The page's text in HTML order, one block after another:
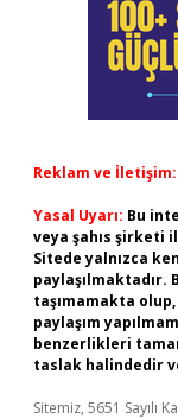
Reklam ve İletişim:
Yasal Uyarı: Bu
veya şahıs şirketi
Sitede yalnızca
taşımamakta
paylaşım
benzerlikleri
taslak halindedir
Sitemiz, 5651 Sayılı